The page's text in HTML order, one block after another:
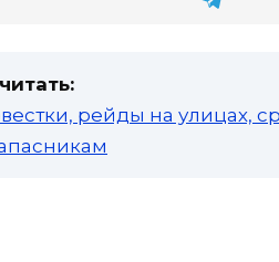
рейды на улицах,